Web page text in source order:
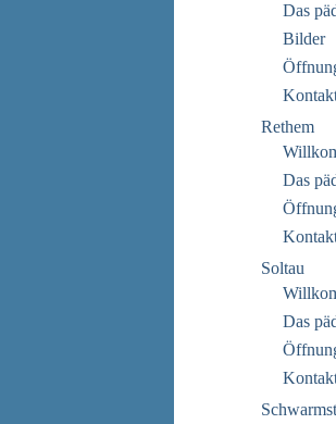
Das
Bilder
Rethem
Das
Soltau
Das